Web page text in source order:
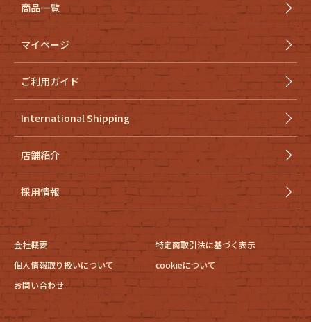
商品一覧
マイページ
ご利用ガイド
International Shipping
店舗紹介
採用情報
会社概要
特定商取引法に基づく表示
個人情報取り扱いについて
cookieについて
お問い合わせ